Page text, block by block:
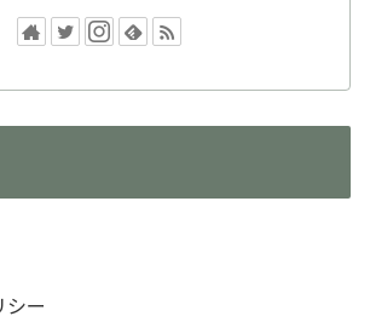
シー